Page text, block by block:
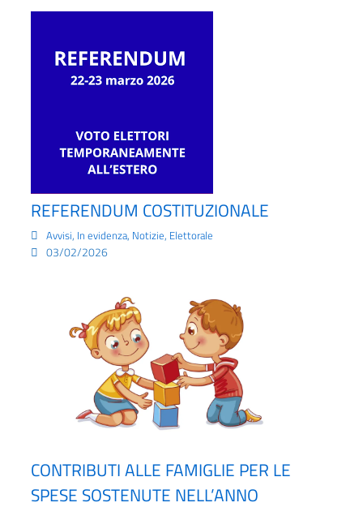
REFERENDUM COSTITUZIONALE
Avvisi, In evidenza, Notizie, Elettorale
03/02/2026
CONTRIBUTI ALLE FAMIGLIE PER LE
SPESE SOSTENUTE NELL’ANNO